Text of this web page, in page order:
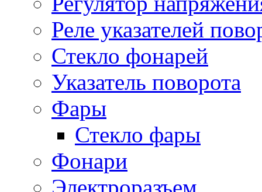
Реле указателей
Стекло фонарей
Указатель поворота
Фары
Стекло фары
Фонари